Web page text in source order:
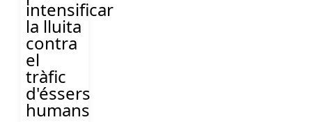
intensificar
la lluita
contra
el
tràfic
d'éssers
humans